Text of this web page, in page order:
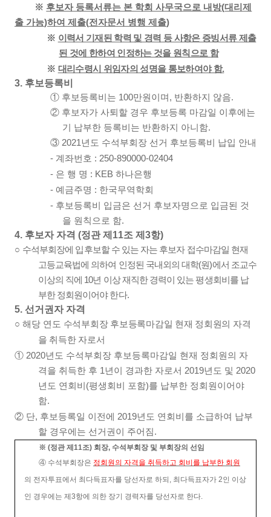
※ 후보자 등록서류는 본 학회 사무국으로 내방(대리제
출 가능)하여 제출(전자문서 병행 제출)
※ 이력서 기재된 학력 및 경력 등 사항은 증빙서류 제출
된 것에 한하여 인정하는 것을 원칙으로 함
※ 대리수령시 위임자의 성명을 통보하여야 함.
3. 후보등록비
① 후보등록비는 100만원이며 , 반환하지 않음.
② 후보자가 사퇴할 경우 후보등록 마감일 이후에는
기 납부한 등록비는 반환하지 아니함.
③ 2021 년도 수석부회장 선거 후보등록비 납입 안내
- 계좌번호 : 250-890000-02404
- 은 행 명 : KEB 하나은행
- 예금주명 : 한국무역학회
- 후보등록비 입금은 선거 후보자명으로 입금된 것
을 원칙으로 함.
4. 후보자 자격 (정관 제 11조 제 3항)
○ 수석부회장에 입후보할 수 있는 자는 후보자 접수마감일 현재
고등교육법에 의하여 인정된 국내외의 대학(원)에서 조교수
이상의 직에 10년 이상 재직한 경력이 있는 평생회비를 납
부한 정회원이어야 한다.
5. 선거권자 자격
○ 해당 연도 수석부회장 후보등록마감일 현재 정회원의 자격
을 취득한 자로서
① 2020년도 수석부회장 후보등록마감일 현재 정회원의 자
격을 취득한 후 1 년이 경과한 자로서 2019년도 및 2020
년도 연회비 (평생회비 포함)를 납부한 정회원이어야
함.
② 단, 후보등록일 이전에 2019년도 연회비를 소급하여 납부
할 경우에는 선거권이 주어짐.
※(정관 제11조) 회장, 수석부회장 및 부회장의 선임
④ 수석부회장은 정회원의 자격을 취득하고 회비를 납부한 회원
의 전자투표에서 최다득표자를 당선자로 하되 , 최다득표자가2인 이상
인 경우에는 제3항에 의한 장기 경력자를 당선자로 한다.